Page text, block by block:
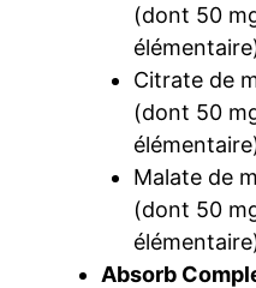
(dont 50
Citrate de
(dont 50
Malate de
(dont 50
Absorb